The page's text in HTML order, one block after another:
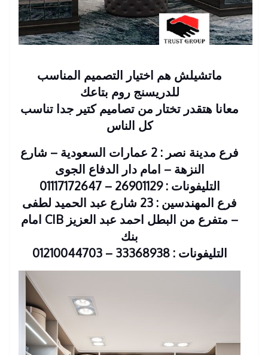
ماتشيلش هم اختيار التصميم المناسب
للدريسنج روم بتاعك
معانا هتقدر تختار من تصاميم كتير جدا تناسب
كل الناس
فرع مدينة نصر : 2 عمارات السعودية – شارع
النزهة – امام دار الدفاع الجوى
التليفونات : 26901129 – 01117172647
فرع المهندسين : 23 شارع عبد الحميد لطفى
– متفرع من البطل احمد عبد العزيز CIB امام
بنك
التليفونات : 33368938 – 01210044703